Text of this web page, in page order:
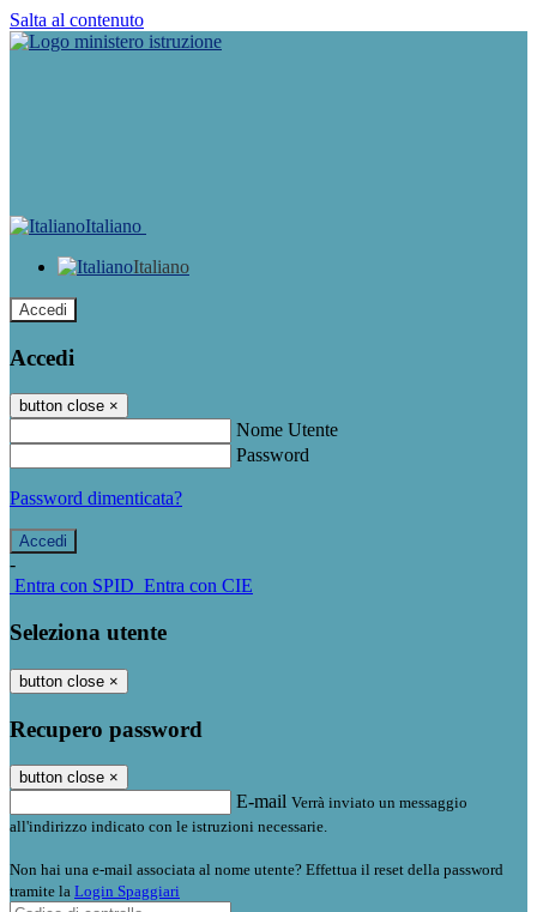
Salta al contenuto
Italiano
Italiano
Accedi
Accedi
button close ×
Nome Utente
Password
Password dimenticata?
-
Entra con SPID Entra con CIE
Seleziona utente
button close ×
Recupero password
button close ×
E-mail Verrà inviato un messaggio
all'indirizzo indicato con le istruzioni necessarie.
Non hai una e-mail associata al nome utente? Effettua il reset della password
tramite la Login Spaggiari